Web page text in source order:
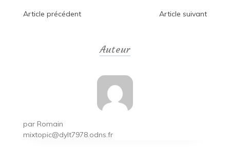
Navigation
Article précédent Article suivant
Auteur
par Romain
mixtopic@dylt7978.odns.fr